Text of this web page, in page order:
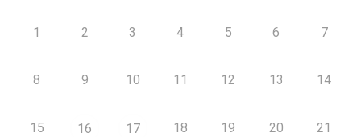
1 2 3 4 5 6 7
8 9 10 11 12 13 14
15 16 17 18 19 20 21